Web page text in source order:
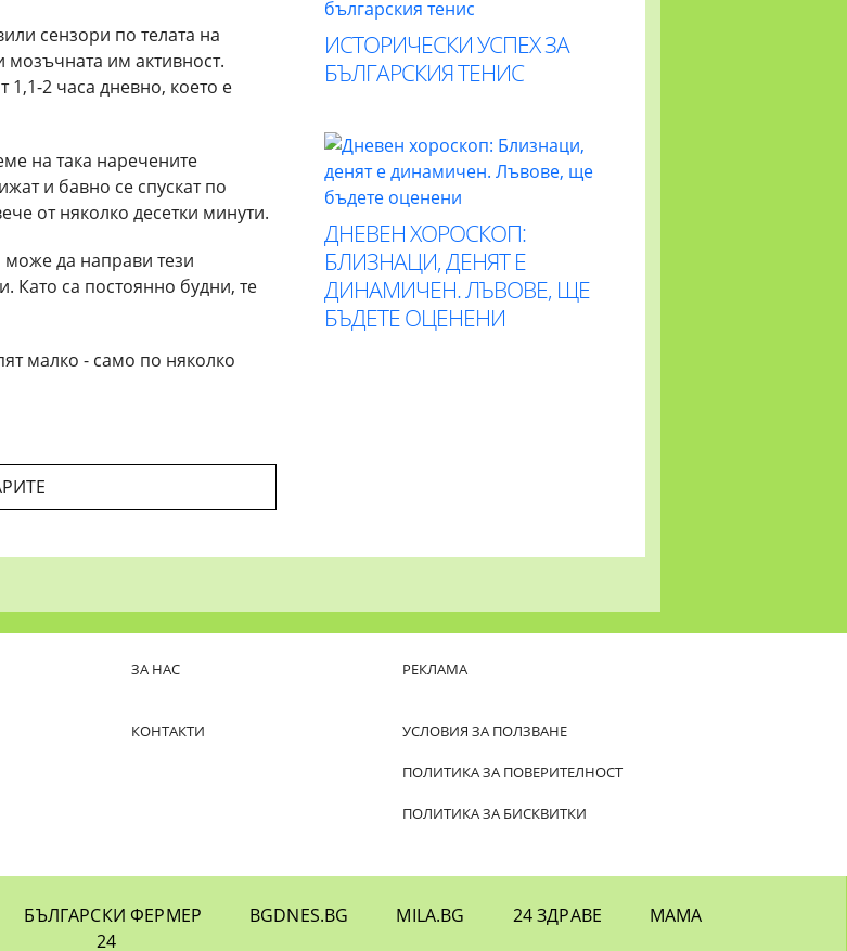
сензори по телата на
мозъчната им активност.
1,1-2 часа дневно, което е
на така наречените
и бавно се спускат по
от няколко десетки минути.
да направи тези
Като са постоянно будни, те
малко - само по няколко
ИСТОРИЧЕСКИ УСПЕХ ЗА
БЪЛГАРСКИЯ ТЕНИС
ДНЕВЕН ХОРОСКОП:
БЛИЗНАЦИ, ДЕНЯТ Е
ДИНАМИЧЕН. ЛЪВОВЕ, ЩЕ
БЪДЕТЕ ОЦЕНЕНИ
ЗА НАС
КОНТАКТИ
РЕКЛАМА
УСЛОВИЯ ЗА ПОЛЗВАНЕ
ПОЛИТИКА ЗА ПОВЕРИТЕЛНОСТ
ПОЛИТИКА ЗА БИСКВИТКИ
БЪЛГАРСКИ ФЕРМЕР BGDNES.BG MILA.BG 24 ЗДРАВЕ
МАМА
24